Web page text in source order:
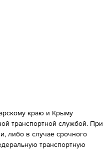
краю и Крыму
транспортной службой. При
либо в случае срочного
транспортную